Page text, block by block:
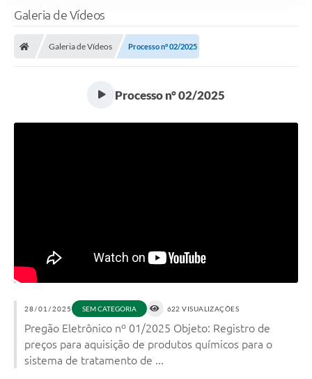
Galeria de Vídeos
Galeria de Vídeos Processo n° 02/2025
Processo n° 02/2025
28/01/2025 SEM CATEGORIA 622 VISUALIZAÇÕES
Pregão Eletrônico nº 01/2025 Objeto: Registro de
preços para aquisição de produtos químicos para o
sistema de tratamento de ...